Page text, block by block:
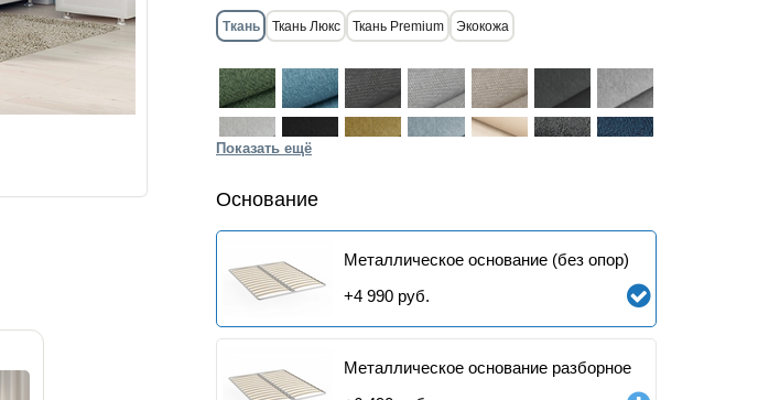
Ткань Ткань Люкс Ткань Premium Экокожа
Показать ещё
Основание
Металлическое основание (без опор)
+4 990 руб.
Металлическое основание разборное